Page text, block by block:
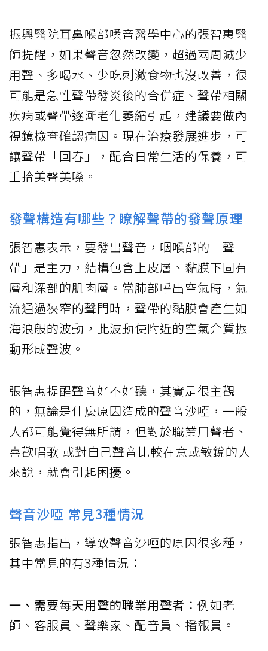
振興醫院耳鼻喉部嗓音醫學中心的張智惠醫
師提醒，如果聲音忽然改變，超過兩周減少
用聲、多喝水、少吃刺激食物也沒改善，很
可能是急性聲帶發炎後的合併症、聲帶相關
疾病或聲帶逐漸老化萎縮引起，建議要做內
視鏡檢查確認病因。現在治療發展進步，可
讓聲帶「回春」，配合日常生活的保養，可
重拾美聲美嗓。
發聲構造有哪些？瞭解聲帶的發聲原理
張智惠表示，要發出聲音，咽喉部的「聲
帶」是主力，結構包含上皮層、黏膜下固有
層和深部的肌肉層。當肺部呼出空氣時，氣
流通過狹窄的聲門時，聲帶的黏膜會產生如
海浪般的波動，此波動使附近的空氣介質振
動形成聲波。
張智惠提醒聲音好不好聽，其實是很主觀
的，無論是什麼原因造成的聲音沙啞，一般
人都可能覺得無所謂，但對於職業用聲者、
喜歡唱歌 或對自己聲音比較在意或敏銳的人
來說，就會引起困擾。
聲音沙啞 常見3種情況
張智惠指出，導致聲音沙啞的原因很多種，
其中常見的有3種情況：
一、需要每天用聲的職業用聲者 ：例如老
師、客服員、聲樂家、配音員、播報員。